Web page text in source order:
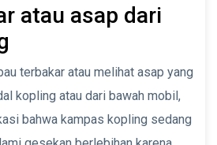
atau asap dari
terbakar atau melihat asap yang
kopling atau dari bawah mobil,
bahwa kampas kopling sedang